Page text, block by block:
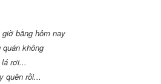
bằng hôm nay
không
rơi...
quên rồi...